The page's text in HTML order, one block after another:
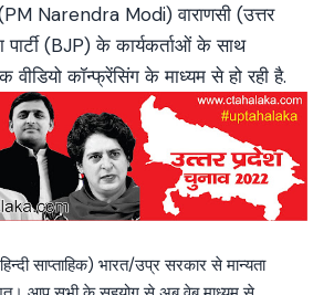
(PM Narendra Modi) वाराणसी (उत्तर
(BJP) के कार्यकर्ताओं के साथ
कॉन्फ्रेंसिंग के माध्यम से हो रही है.
साप्ताहिक) भारत/उप्र सरकार से मान्यता